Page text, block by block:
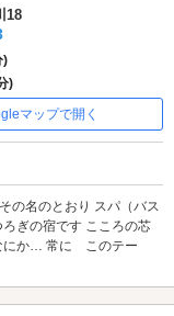
18
)
)
マップで開く
の名のとおり スパ（バス
ぎの宿です こころの芯
にか… 常に このテー